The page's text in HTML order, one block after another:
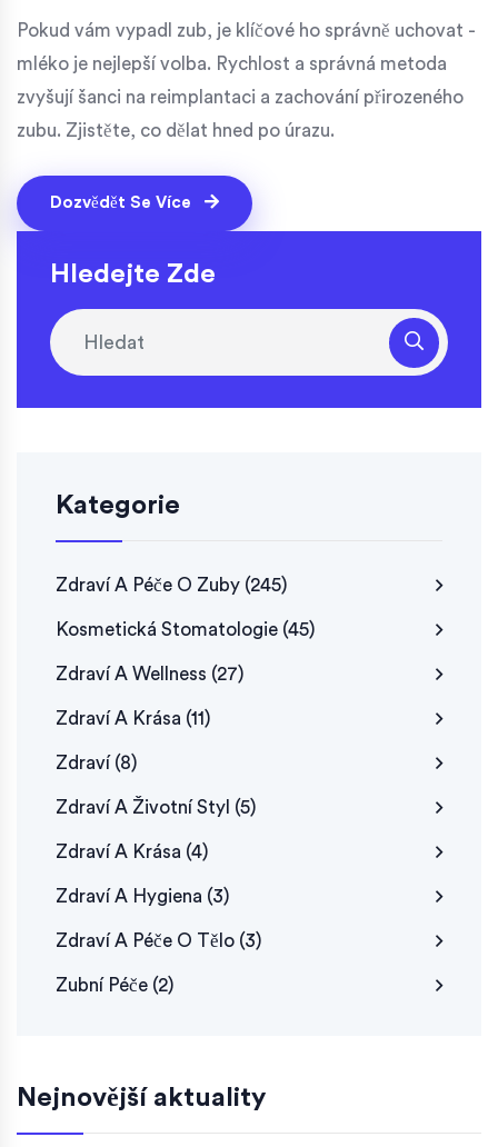
Pokud vám vypadl zub, je klíčové ho správně uchovat -
mléko je nejlepší volba. Rychlost a správná metoda
zvyšují šanci na reimplantaci a zachování přirozeného
zubu. Zjistěte, co dělat hned po úrazu.
Dozvědět Se Více
Hledejte Zde
Kategorie
Zdraví A Péče O Zuby (245)
Kosmetická Stomatologie (45)
Zdraví A Wellness (27)
Zdraví A Krása (11)
Zdraví (8)
Zdraví A Životní Styl (5)
Zdraví A Krása (4)
Zdraví A Hygiena (3)
Zdraví A Péče O Tělo (3)
Zubní Péče (2)
Nejnovější aktuality